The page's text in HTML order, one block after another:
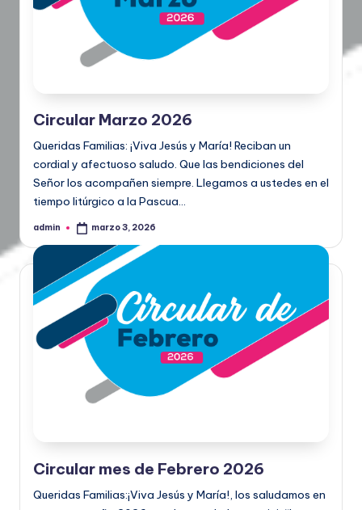
Circular Marzo 2026
Queridas Familias: ¡Viva Jesús y María! Reciban un
cordial y afectuoso saludo. Que las bendiciones del
Señor los acompañen siempre. Llegamos a ustedes en el
tiempo litúrgico a la Pascua…
admin marzo 3, 2026
Circular mes de Febrero 2026
Queridas Familias:¡Viva Jesús y María!, los saludamos en